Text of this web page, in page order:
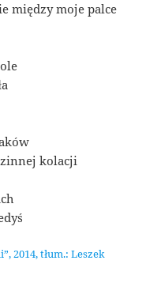
między moje palce
kolacji
2014, tłum.: Leszek